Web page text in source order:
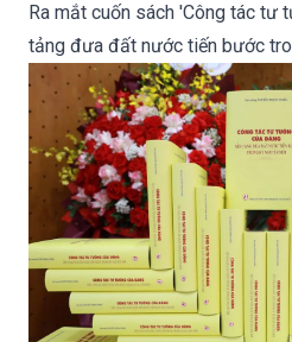
Ra mắt cuốn sách 'Công tác tư
tảng đưa đất nước tiến bước